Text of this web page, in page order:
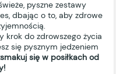
pyszne zestawy
dbając o to, aby zdrowe
krok do zdrowszego życia
się pysznym jedzeniem
się w posiłkach od